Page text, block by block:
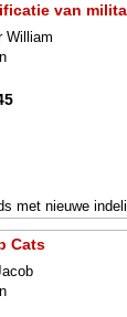
van
William
met nieuwe
Cats